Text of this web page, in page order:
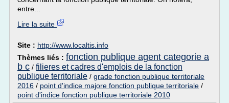
entre...
Lire la suite
Site : http://www.localtis.info
Thèmes liés : fonction publique agent categorie a
b c / filieres et cadres d'emplois de la fonction
publique territoriale / grade fonction publique territoriale
2016 / point d'indice majore fonction publique territoriale /
point d'indice fonction publique territoriale 2010